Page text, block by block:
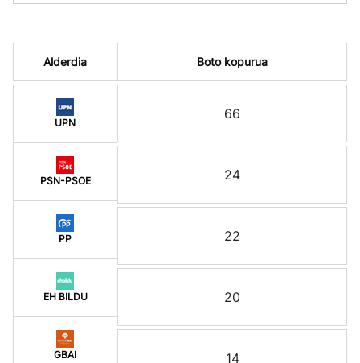
Alderdia
UPN
PSN-PSOE
PP
EH BILDU
GBAI
Boto kopurua
66
24
22
20
14